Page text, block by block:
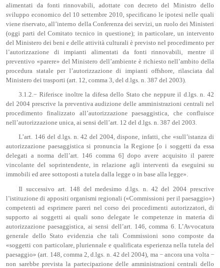
alimentati da fonti rinnovabili, adottate con decreto del Ministro dello
sviluppo economico del 10 settembre 2010, specificano le ipotesi nelle quali
viene riservato, all’interno della Conferenza dei servizi, un ruolo dei Ministeri
(oggi parti del Comitato tecnico in questione); in particolare, un intervento
del Ministero dei beni e delle attività culturali è previsto nel procedimento per
l’autorizzazione di impianti alimentati da fonti rinnovabili, mentre il
preventivo «parere» del Ministero dell’ambiente è richiesto nell’ambito della
procedura statale per l’autorizzazione di impianti offshore, rilasciata dal
Ministero dei trasporti (art. 12, comma 3, del d.lgs. n. 387 del 2003).
3.1.2.− Riferisce inoltre la difesa dello Stato che neppure il d.lgs. n. 42
del 2004 prescrive la preventiva audizione delle amministrazioni centrali nel
procedimento finalizzato all’autorizzazione paesaggistica, che confluisce
nell’autorizzazione unica, ai sensi dell’art. 12 del d.lgs. n. 387 del 2003.
L’art. 146 del d.lgs. n. 42 del 2004, dispone, infatti, che «sull’istanza di
autorizzazione paesaggistica si pronuncia la Regione [o i soggetti da essa
delegati a norma dell’art. 146 comma 6] dopo avere acquisito il parere
vincolante del soprintendente, in relazione agli interventi da eseguirsi su
immobili ed aree sottoposti a tutela dalla legge o in base alla legge».
Il successivo art. 148 del medesimo d.lgs. n. 42 del 2004 prescrive
l’istituzione di appositi organismi regionali («Commissioni per il paesaggio»)
competenti ad esprimere pareri nel corso dei procedimenti autorizzatori, di
supporto ai soggetti ai quali sono delegate le competenze in materia di
autorizzazione paesaggistica, ai sensi dell’art. 146, comma 6. L’Avvocatura
generale dello Stato evidenzia che tali Commissioni sono composte da
«soggetti con particolare, pluriennale e qualificata esperienza nella tutela del
paesaggio» (art. 148, comma 2, d.lgs. n. 42 del 2004), ma − ancora una volta −
non sarebbe prevista la partecipazione delle amministrazioni centrali dello